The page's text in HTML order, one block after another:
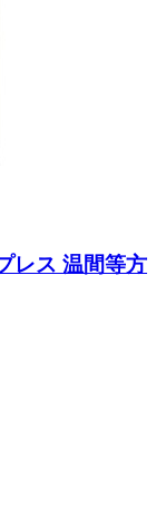
レス 温間等方